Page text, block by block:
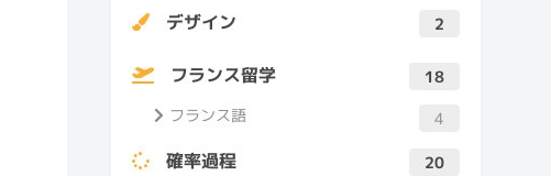
デザイン 2
フランス留学 18
フランス語 4
確率過程 20